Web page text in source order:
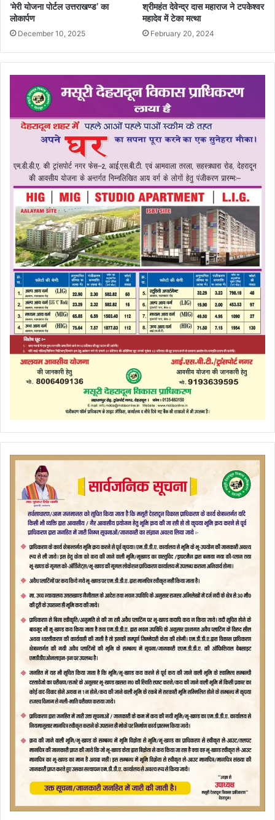
‘मेरी योजना पोर्टल उत्तराखण्ड’ का
लोकार्पण
December 10, 2025
श्रीमहंत देवेन्द्र दास महाराज ने टपकेश्वर
महादेव में टेका मत्था
February 20, 2024